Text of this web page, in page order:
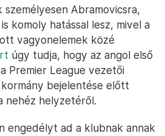
Abramovicsra,
komoly hatással lesz, mivel a
vagyonelemek közé
úgy tudja, hogy az angol első
Premier League vezetői
bejelentése előtt
nehéz helyzetéről.
engedélyt ad a klubnak annak